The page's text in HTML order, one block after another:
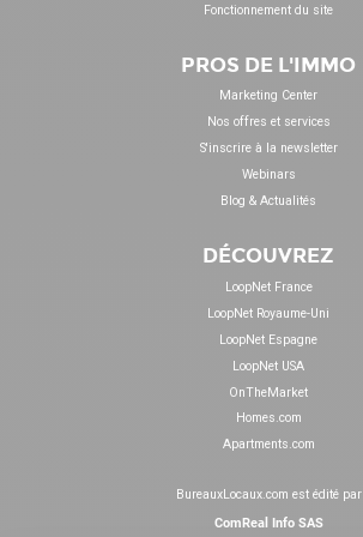
Fonctionnement du site
PROS DE L'IMMO
Marketing Center
Nos offres et services
S'inscrire à la newsletter
Webinars
Blog & Actualités
DÉCOUVREZ
LoopNet France
LoopNet Royaume-Uni
LoopNet Espagne
LoopNet USA
OnTheMarket
Homes.com
Apartments.com
BureauxLocaux.com est édité par
ComReal Info SAS